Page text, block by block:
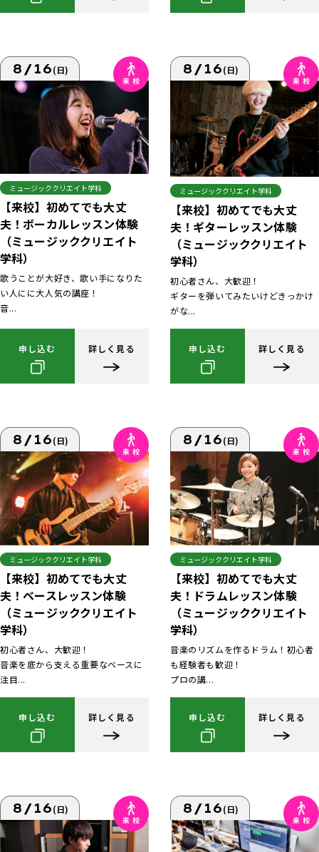
8/16(日)
ミュージッククリエイト学科
【来校】初めてでも大丈
夫！ボーカルレッスン体験
（ミュージッククリエイト
学科）
歌うことが大好き、歌い手になりた
い人にに大人気の講座！
音...
申し込む 詳しく見る
8/16(日)
ミュージッククリエイト学科
【来校】初めてでも大丈
夫！ギターレッスン体験
（ミュージッククリエイト
学科）
初心者さん、大歓迎！
ギターを弾いてみたいけどきっかけ
がな...
申し込む 詳しく見る
8/16(日)
ミュージッククリエイト学科
【来校】初めてでも大丈
夫！ベースレッスン体験
（ミュージッククリエイト
学科）
初心者さん、大歓迎！
音楽を底から支える重要なベースに
注目...
申し込む 詳しく見る
8/16(日)
ミュージッククリエイト学科
【来校】初めてでも大丈
夫！ドラムレッスン体験
（ミュージッククリエイト
学科）
音楽のリズムを作るドラム！初心者
も経験者も歓迎！
プロの講...
申し込む 詳しく見る
8/16(日) 8/16(日)